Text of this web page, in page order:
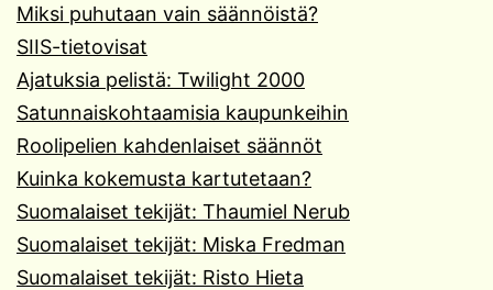
Miksi puhutaan vain säännöistä?
SIIS-tietovisat
Ajatuksia pelistä: Twilight 2000
Satunnaiskohtaamisia kaupunkeihin
Roolipelien kahdenlaiset säännöt
Kuinka kokemusta kartutetaan?
Suomalaiset tekijät: Thaumiel Nerub
Suomalaiset tekijät: Miska Fredman
Suomalaiset tekijät: Risto Hieta